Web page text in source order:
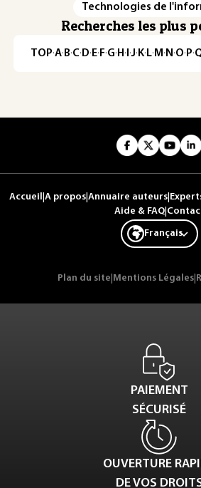
Technologies de
Recherches les plus
TOP·A·B·C· D· E· F·G· H · ·J· K· L· M · N ·O· P·
Accueil A propos Annuaire auteurs
Aide & FAQ|
Français
Plan du site Mentions Légales
PAIEMENT
SÉCURISÉ
OUVERTURE
DE VOS